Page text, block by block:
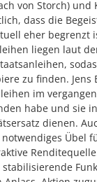
von Storch) und
dass die
eher begrenzt
liegen laut
zu finden. Jens
im
habe und sie
dienen.
Übel